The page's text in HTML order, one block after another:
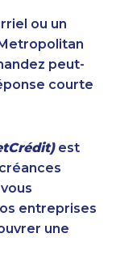
ou un
peut-
courte
est
entreprises
une